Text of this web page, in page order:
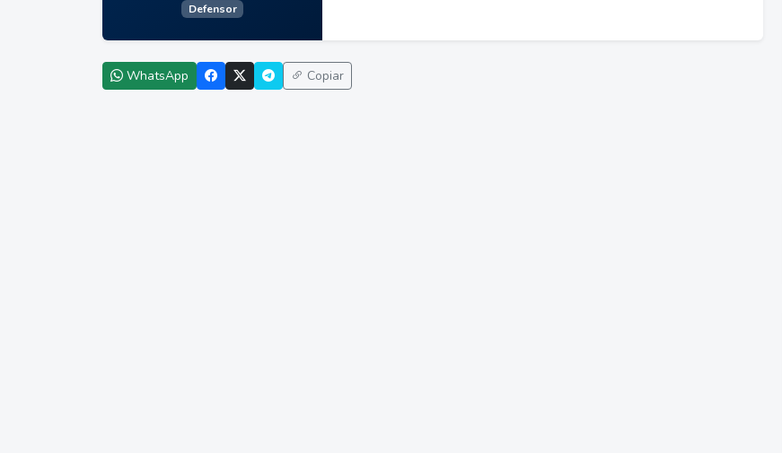
Defensor
WhatsApp Copiar